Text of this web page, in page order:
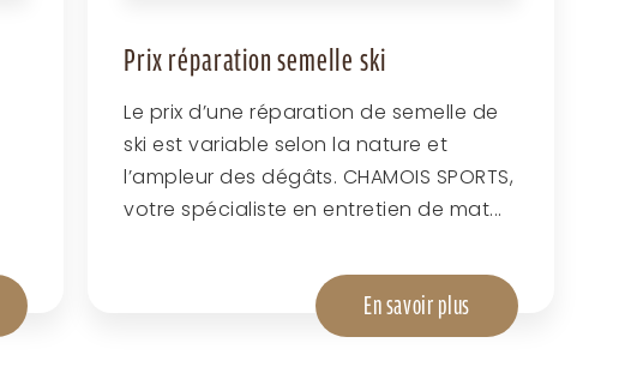
Prix réparation semelle ski
Le prix d’une réparation de semelle de
ski est variable selon la nature et
l’ampleur des dégâts. CHAMOIS SPORTS,
votre spécialiste en entretien de mat...
En savoir plus